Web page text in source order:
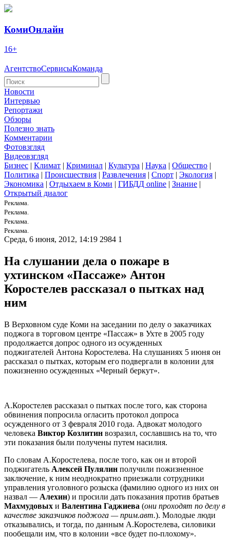
КомиОнлайн
16+
АгентствоСервисыКоманда
Новости
Интервью
Репортажи
Обзоры
Полезно знать
Комментарии
Фотовзгляд
Видеовзгляд
Бизнес | Климат | Криминал | Культура | Наука | Общество |
Политика | Происшествия | Развлечения | Спорт | Экология |
Экономика | Отдыхаем в Коми | ГИБДД online | Знание |
Открытый диалог
Реклама.
Реклама.
Реклама.
Реклама.
Среда, 6 июня, 2012, 14:19 2984 1
На слушании дела о пожаре в
ухтинском «Пассаже» Антон
Коростелев рассказал о пытках над
ним
В Верховном суде Коми на заседании по делу о заказчиках
поджога в торговом центре «Пассаж» в Ухте в 2005 году
продолжается допрос одного из осужденных
поджигателей Антона Коростелева. На слушаниях 5 июня он
рассказал о пытках, которым его подвергали в колонии для
пожизненно осужденных «Черный беркут».
А.Коростелев рассказал о пытках после того, как сторона
обвинения попросила огласить протокол допроса
осужденного от 3 февраля 2010 года. Адвокат молодого
человека Виктор Козлитин возразил, сославшись на то, что
эти показания были получены путем насилия.
По словам А.Коростелева, после того, как он и второй
поджигатель Алексей Пулялин получили пожизненное
заключение, к ним неоднократно приезжали сотрудники
управления уголовного розыска (фамилию одного из них он
назвал — Алехин) и просили дать показания против братьев
Махмудовых и Валентина Гаджиева (они проходят по делу в
качестве заказчиков поджога — прим.авт.). Молодые люди
отказывались, и тогда, по данным А.Коростелева, силовики
пообещали им, что в колонии «все будет по-плохому».